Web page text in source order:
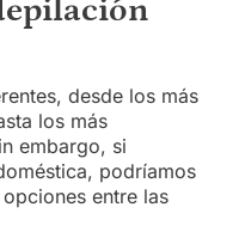
desde los más
los más
embargo, si
podríamos
entre las